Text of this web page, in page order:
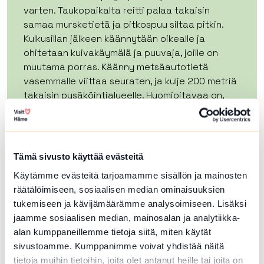
Tämä sivusto käyttää evästeitä
Käytämme evästeitä tarjoamamme sisällön ja mainosten
räätälöimiseen, sosiaalisen median ominaisuuksien
tukemiseen ja kävijämäärämme analysoimiseen. Lisäksi
jaamme sosiaalisen median, mainosalan ja analytiikka-
alan kumppaneillemme tietoja siitä, miten käytät
sivustoamme. Kumppanimme voivat yhdistää näitä
tietoja muihin tietoihin, joita olet antanut heille tai joita on
varten. Taukopaikalta reitti palaa takaisin
samaa mursketietä ja pitkospuu siltaa pitkin.
Kulkusillan jälkeen käännytään oikealle ja
ohitetaan kuivakäymälä ja puuvaja, joille on
muutama porras. Käänny metsäautotietä
vasemmalle viittaa seuraten, ja kulje 200 metriä
takaisin pysäköintialueelle. Huomioitavaa on,
että reitin varrella on ylä- ja alamäkeä.
Vaativalla esteettömällä reitillä pinnanmuodot
sääolosuhteet asettavat usein omat
pituuskaltevuus ylittää 8 % sekä
sivuttaiskaltevuus 3 %. Jos liikut apuvälineen
kanssa tarvitset maastoon soveltuvan välineen
sekä voit tarvita reitillä avustajaa. Pyörätuolilla
liikkuvalle on hyötyä isoista etupyöristä tai jopa
nokkapyörän käyttämisestä. Reitillä ei ole